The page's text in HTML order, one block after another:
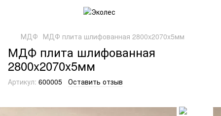
МДФ МДФ плита шлифованная 2800x2070x5мм
МДФ плита шлифованная
2800x2070x5мм
Артикул: 600005 Оставить отзыв